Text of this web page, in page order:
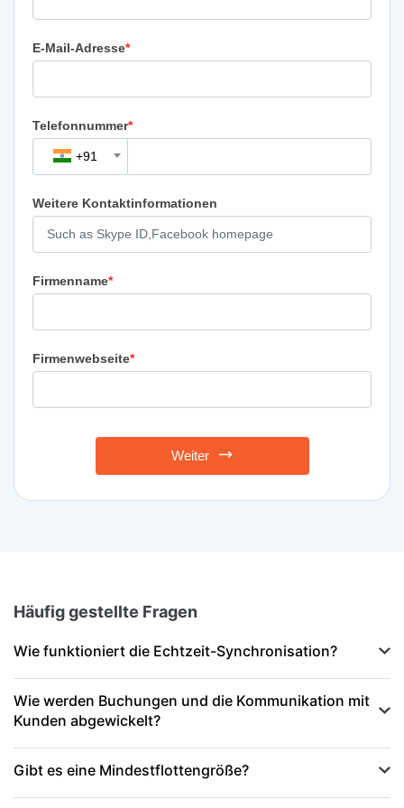
E-Mail-Adresse*
Telefonnummer*
+91
Weitere Kontaktinformationen
Firmenname*
Firmenwebseite*
Weiter
Häufig gestellte Fragen
Wie funktioniert die Echtzeit-Synchronisation?
Wie werden Buchungen und die Kommunikation mit
Kunden abgewickelt?
Gibt es eine Mindestflottengröße?